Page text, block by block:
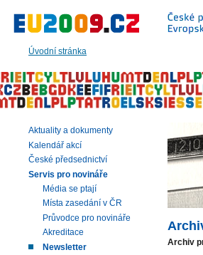
Úvodní stránka
hlavní
|
navigaci
|
vyhledávání
Archiv
Aktuality a dokumenty
Kalendář akcí
České předsednictví
Servis pro novináře
Média se ptají
Místa zasedání v ČR
Průvodce pro novináře
Akreditace
Newsletter